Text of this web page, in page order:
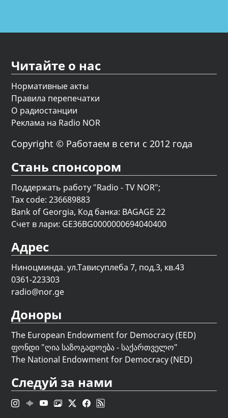
Читайте о нас
Нормативные акты
Правила перепечатки
О радиостанции
Реклама на Radio NOR
Copyright © Работаем в сети с 2012 года
Стань спонсором
Поддержать работу "Radio - TV NOR";
Tax code: 236689883
Bank of Georgia, Код банка: BAGAGE 22
Счет в лари: GE36BG0000000694040400
Адрес
Ниноцминда. ул.Тависуплеба 7, под.3, кв.43
0361-223303
radio@nor.ge
Доноры
The European Endowment for Democracy (EED)
ფონდი "ღია საზოგადოება - საქართველო"
The National Endowment for Democracy (NED)
Следуй за нами